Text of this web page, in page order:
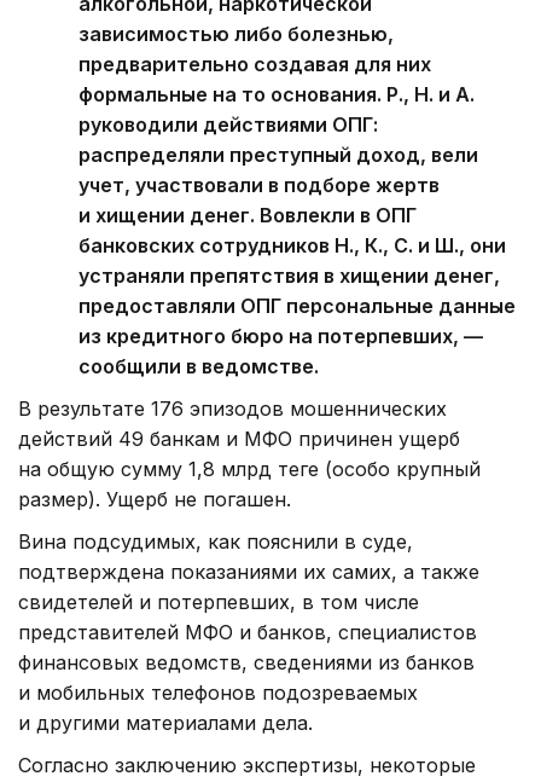
зависимостью либо болезнью,
предварительно создавая для них
формальные на то основания. Р., Н. и А.
руководили действиями ОПГ:
распределяли преступный доход, вели
учет, участвовали в подборе жертв
и хищении денег. Вовлекли в ОПГ
банковских сотрудников Н., К., С. и Ш., они
устраняли препятствия в хищении денег,
предоставляли ОПГ персональные данные
из кредитного бюро на потерпевших, —
сообщили в ведомстве.
В результате 176 эпизодов мошеннических
действий 49 банкам и МФО причинен ущерб
на общую сумму 1,8 млрд теңге (особо крупный
размер). Ущерб не погашен.
Вина подсудимых, как пояснили в суде,
подтверждена показаниями их самих, а также
свидетелей и потерпевших, в том числе
представителей МФО и банков, специалистов
финансовых ведомств, сведениями из банков
и мобильных телефонов подозреваемых
и другими материалами дела.
Согласно заключению экспертизы, некоторые